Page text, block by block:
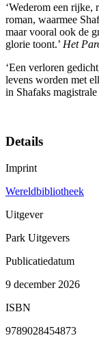
‘Wederom een rijke,
roman, waarmee
maar vooral ook de
glorie toont.’ Het
‘Een verloren
levens worden met
in Shafaks
Details
Imprint
Wereldbibliotheek
Uitgever
Park Uitgevers
Publicatiedatum
9 december 2026
ISBN
9789028454873